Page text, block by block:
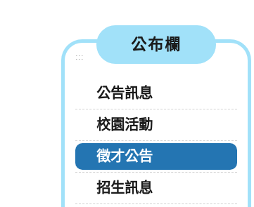
:::
公布欄
公告訊息
校園活動
徵才公告
招生訊息